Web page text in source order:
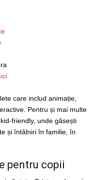
care includ animație,
Pentru și mai multe
friendly, unde găsești
și întâlniri în familie, în
pentru copii